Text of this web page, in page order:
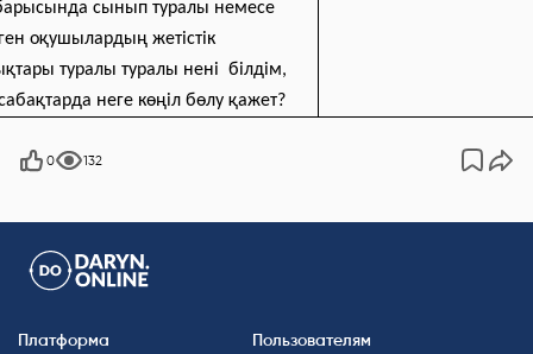
сынып туралы немесе
оқушылардың жетістік
туралы туралы нені білдім,
неге көңіл бөлу қажет?
0 132
Платформа Пользователям